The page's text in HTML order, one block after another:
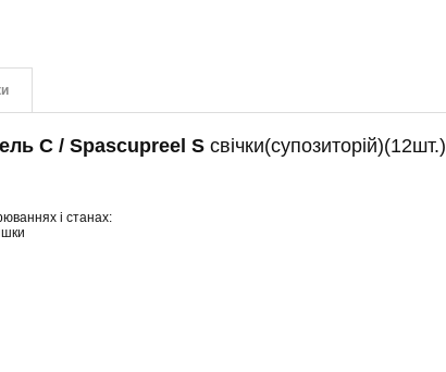
С / Spascupreel S свічки(супозиторій)(12шт.)
і станах: